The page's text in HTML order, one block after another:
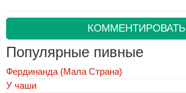
КОММЕНТИРОВАТЬ
Популярные пивные
Фердинанда (Мала Страна)
У чаши